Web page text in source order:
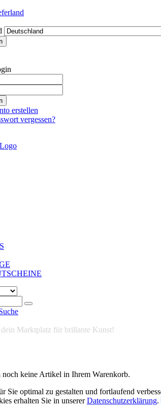
erstellen
vergessen?
Marktplatz für brillante Kunst!
noch keine Artikel in Ihrem Warenkorb.
Sie optimal zu gestalten und fortlaufend
erhalten Sie in unsererDatenschutzerklärung.